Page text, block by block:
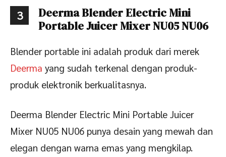
3
Deerma Blender Electric Mini
Portable Juicer Mixer NU05 NU06
Blender portable ini adalah produk dari merek
Deerma yang sudah terkenal dengan produk-
produk elektronik berkualitasnya.
Deerma Blender Electric Mini Portable Juicer
Mixer NU05 NU06 punya desain yang mewah dan
elegan dengan warna emas yang mengkilap.